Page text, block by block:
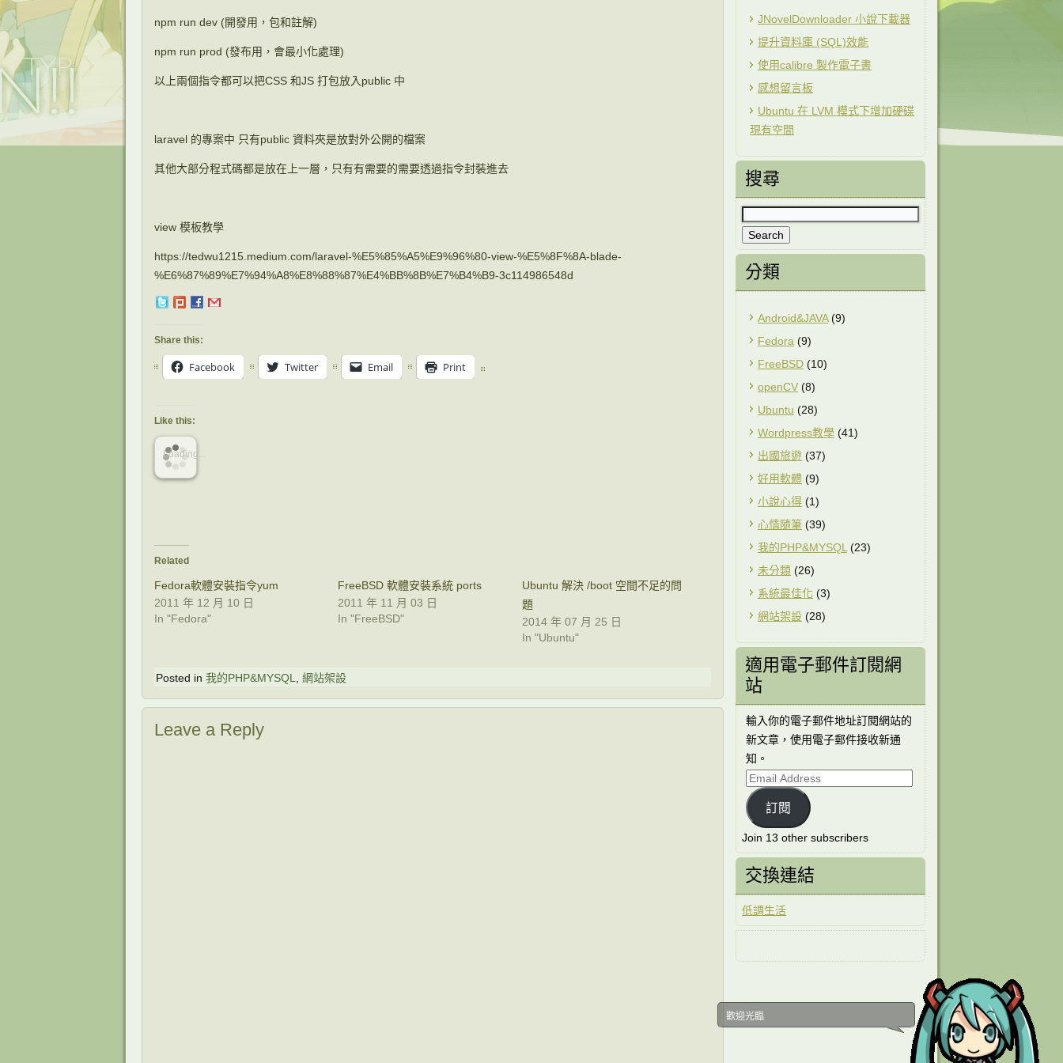
npm run dev (開發用，包和註解)
npm run prod (發布用，會最小化處理)
以上兩個指令都可以把CSS 和JS 打包放入public 中
laravel 的專案中 只有public 資料夾是放對外公開的檔案
其他大部分程式碼都是放在上一層，只有有需要的需要透過指令封裝進去
view 模板教學
https://tedwu1215.medium.com/laravel-%E5%85%A5%E9%96%80-view-%E5%8F%8A-blade-
%E6%87%89%E7%94%A8%E8%88%87%E4%BB%8B%E7%B4%B9-3c114986548d
Share this:
Facebook Twitter Email Print
Like this:
Loading...
Related
Fedora軟體安裝指令yum
2011 年 12 月 10 日
In "Fedora"
FreeBSD 軟體安裝系統 ports
2011 年 11 月 03 日
In "FreeBSD"
Ubuntu 解決 /boot 空間不足的問
題
2014 年 07 月 25 日
In "Ubuntu"
Posted in 我的PHP&MYSQL 網站架設
Leave a Reply
JNovelDownloader 小說下載器
提升資料庫 (SQL)效能
使用calibre 製作電子書
感想留言板
Ubuntu 在 LVM 模式下增加硬碟
現有空間
搜尋
分類
Android&JAVA(9)
Fedora (9)
FreeBSD (10)
openCV (8)
Ubuntu (28)
Wordpress教學 (41)
出國旅遊 (37)
好用軟體 (9)
小說心得 (1)
心情隨筆 (39)
我的PHP&MYSQL (23)
未分類 (26)
系統最佳化 (3)
網站架設 (28)
適用電子郵件訂閱網
站
輸入你的電子郵件地址訂閱網站的
新文章，使用電子郵件接收新通
知。
Email
Address
訂閱
Join 13 other subscribers
交換連結
低調生活
歡迎光臨